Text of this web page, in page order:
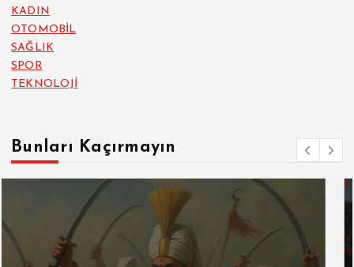
KADIN
OTOMOBİL
SAĞLIK
SPOR
TEKNOLOJİ
Bunları Kaçırmayın